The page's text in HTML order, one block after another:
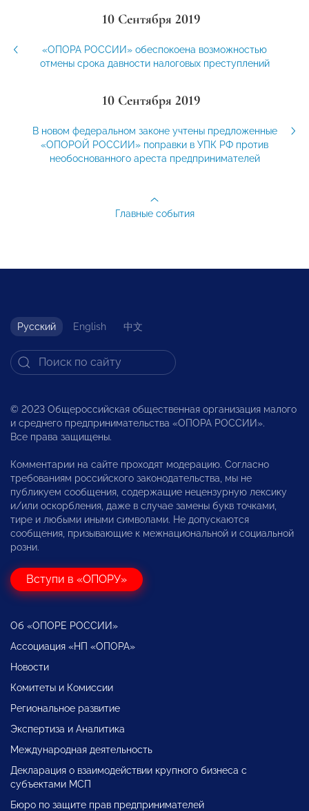
10 Сентября 2019
«ОПОРА РОССИИ» обеспокоена возможностью
отмены срока давности налоговых преступлений
10 Сентября 2019
В новом федеральном законе учтены предложенные
«ОПОРОЙ РОССИИ» поправки в УПК РФ против
необоснованного ареста предпринимателей
Главные события
Русский English 中文
© 2023 Общероссийская общественная организация малого
и среднего предпринимательства «ОПОРА РОССИИ».
Все права защищены.
Комментарии на сайте проходят модерацию. Согласно
требованиям российского законодательства, мы не
публикуем сообщения, содержащие нецензурную лексику
и/или оскорбления, даже в случае замены букв точками,
тире и любыми иными символами. Не допускаются
сообщения, призывающие к межнациональной и социальной
розни.
Вступи в «ОПОРУ»
Об «ОПОРЕ РОССИИ»
Ассоциация «НП «ОПОРА»
Новости
Комитеты и Комиссии
Региональное развитие
Экспертиза и Аналитика
Международная деятельность
Декларация о взаимодействии крупного бизнеса с
субъектами МСП
Бюро по защите прав предпринимателей